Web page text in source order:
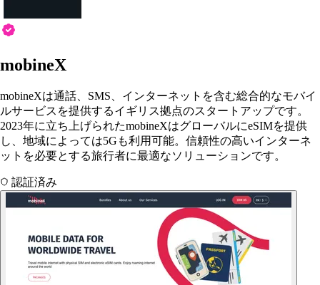
mobineX
mobineXは通話、SMS、インターネットを含む総合的なモバイ
ルサービスを提供するイギリス拠点のスタートアップです。
2023年に立ち上げられたmobineXはグローバルにeSIMを提供
し、地域によっては5Gも利用可能。信頼性の高いインターネ
ットを必要とする旅行者に最適なソリューションです。
認証済み